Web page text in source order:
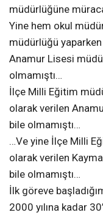
müdürlüğüne
Yine hem okul
müdürlüğü
Anamur Lisesi
olmamıştı…
İlçe Milli Eğitim
olarak verilen
bile olmamıştı…
…Ve yine İlçe Milli
olarak verilen
bile olmamıştı…
İlk göreve
2000 yılına kadar